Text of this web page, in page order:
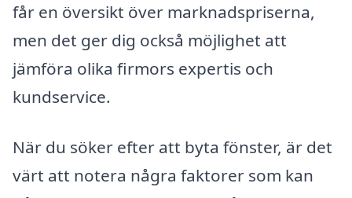
får en översikt över marknadspriserna,
men det ger dig också möjlighet att
jämföra olika firmors expertis och
kundservice.
När du söker efter att byta fönster, är det
värt att notera några faktorer som kan